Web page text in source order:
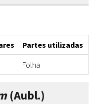
Partes utilizadas
Folha
(Aubl.)